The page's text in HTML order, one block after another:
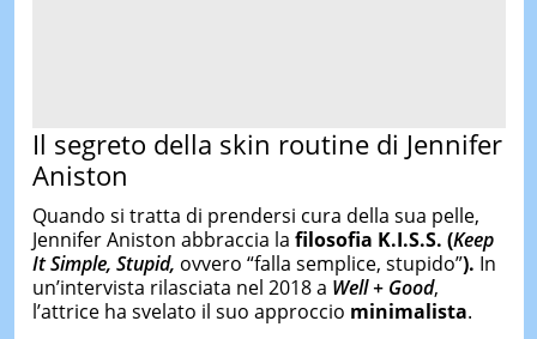
Il segreto della skin routine di Jennifer
Aniston
Quando si tratta di prendersi cura della sua pelle,
Jennifer Aniston abbraccia la filosofia K.I.S.S. (Keep
It Simple, Stupid, ovvero “falla semplice, stupido”). In
un’intervista rilasciata nel 2018 a Well + Good,
l’attrice ha svelato il suo approccio minimalista.